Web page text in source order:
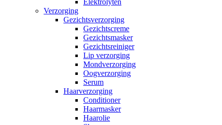
Elektrolyten
Verzorging
Gezichtsverzorging
Gezichtscreme
Gezichtsmasker
Gezichtsreiniger
Lip verzorging
Mondverzorging
Oogverzorging
Serum
Haarverzorging
Conditioner
Haarmasker
Haarolie